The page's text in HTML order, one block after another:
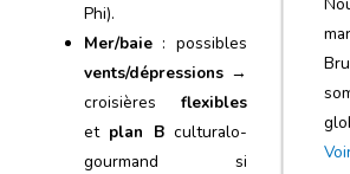
Phi).
Mer/baie : possibles
vents/dépressions →
croisières flexibles
et plan Bculturalo-
gourmand si